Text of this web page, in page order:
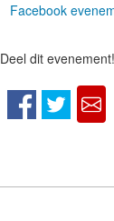
Facebook
Deel dit evenement!